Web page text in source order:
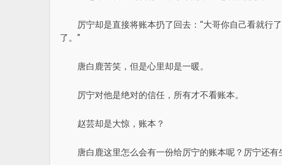
厉宁却是直接将账本扔了回去：“大哥你自己看就行
了。”
唐白鹿苦笑，但是心里却是一暖。
厉宁对他是绝对的信任，所有才不看账本。
赵芸却是大惊，账本？
唐白鹿这里怎么会有一份给厉宁的账本呢？厉宁还